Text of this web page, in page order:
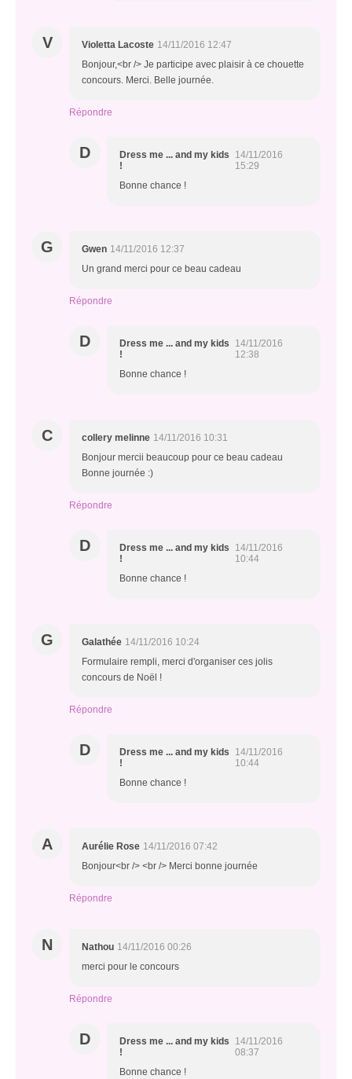
V Violetta Lacoste 14/11/2016 12:47
Bonjour,<br /> Je participe avec plaisir à ce chouette
concours. Merci. Belle journée.
Répondre
D
Dress me ... and my kids
!
14/11/2016
15:29
Bonne chance !
G Gwen 14/11/2016 12:37
Un grand merci pour ce beau cadeau
Répondre
D
Dress me ... and my kids
!
14/11/2016
12:38
Bonne chance !
C collery melinne 14/11/2016 10:31
Bonjour mercii beaucoup pour ce beau cadeau
Bonne journée :)
Répondre
D
Dress me ... and my kids
!
14/11/2016
10:44
Bonne chance !
G Galathée 14/11/2016 10:24
Formulaire rempli, merci d'organiser ces jolis
concours de Noël !
Répondre
D
Dress me ... and my kids
!
14/11/2016
10:44
Bonne chance !
A Aurélie Rose 14/11/2016 07:42
Bonjour<br /> <br /> Merci bonne journée
Répondre
N Nathou 14/11/2016 00:26
merci pour le concours
Répondre
D
Dress me ... and my kids
!
14/11/2016
08:37
Bonne chance !